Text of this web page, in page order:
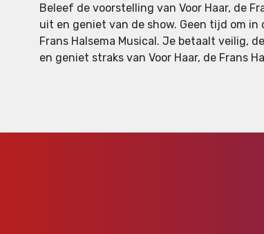
Beleef de voorstelling van Voor Haar, de
uit en geniet van de show. Geen tijd om
Frans Halsema Musical. Je betaalt veilig,
en geniet straks van Voor Haar, de Frans